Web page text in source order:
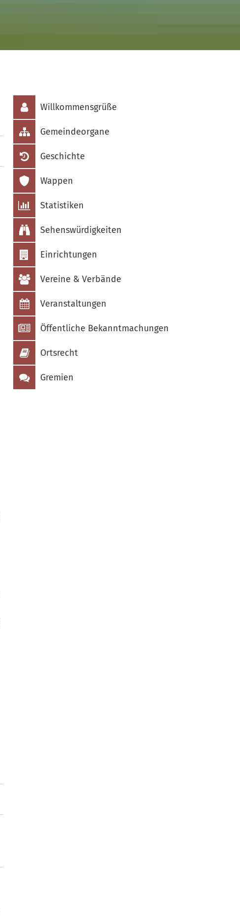
Willkommensgrüße
Gemeindeorgane
Geschichte
Wappen
Statistiken
Sehenswürdigkeiten
Einrichtungen
Vereine & Verbände
Veranstaltungen
Öffentliche Bekanntmachungen
Ortsrecht
Gremien